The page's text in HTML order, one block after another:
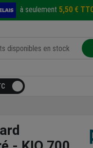
à seulement 5,50 €